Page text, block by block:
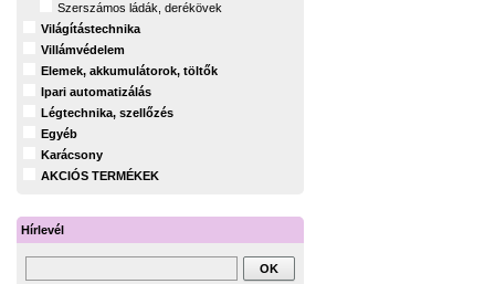
Szerszámos ládák, derékövek
Világítástechnika
Villámvédelem
Elemek, akkumulátorok, töltők
Ipari automatizálás
Légtechnika, szellőzés
Egyéb
Karácsony
AKCIÓS TERMÉKEK
Hírlevél